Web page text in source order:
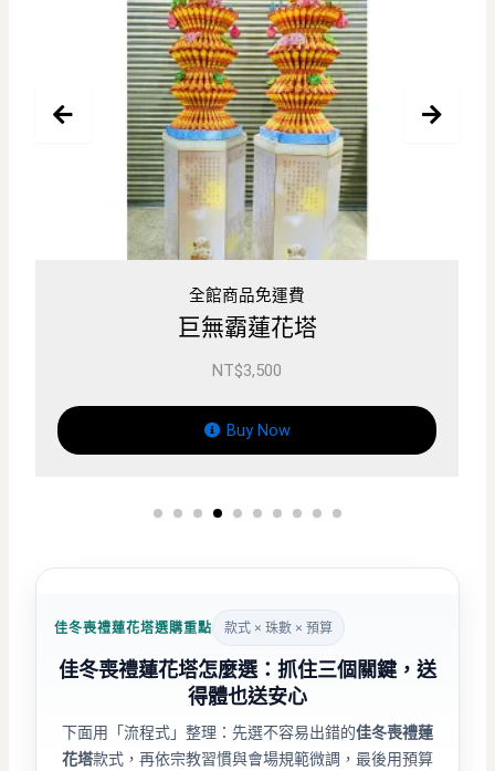
Buy Now
佳冬喪禮蓮花塔選購重點 款式 × 珠數 × 預算
佳冬喪禮蓮花塔怎麼選：抓住三個關鍵，送
得體也送安心
下面用「流程式」整理：先選不容易出錯的佳冬喪禮蓮
花塔款式，再依宗教習慣與會場規範微調，最後用預算